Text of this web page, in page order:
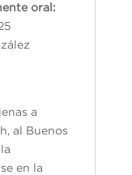
oral:
a
al Buenos
en la